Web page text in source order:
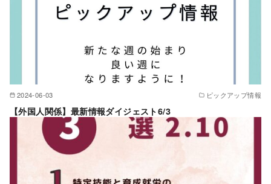
2024-06-03 ピックアップ情報
【外国人関係】最新情報ダイジェスト6/3